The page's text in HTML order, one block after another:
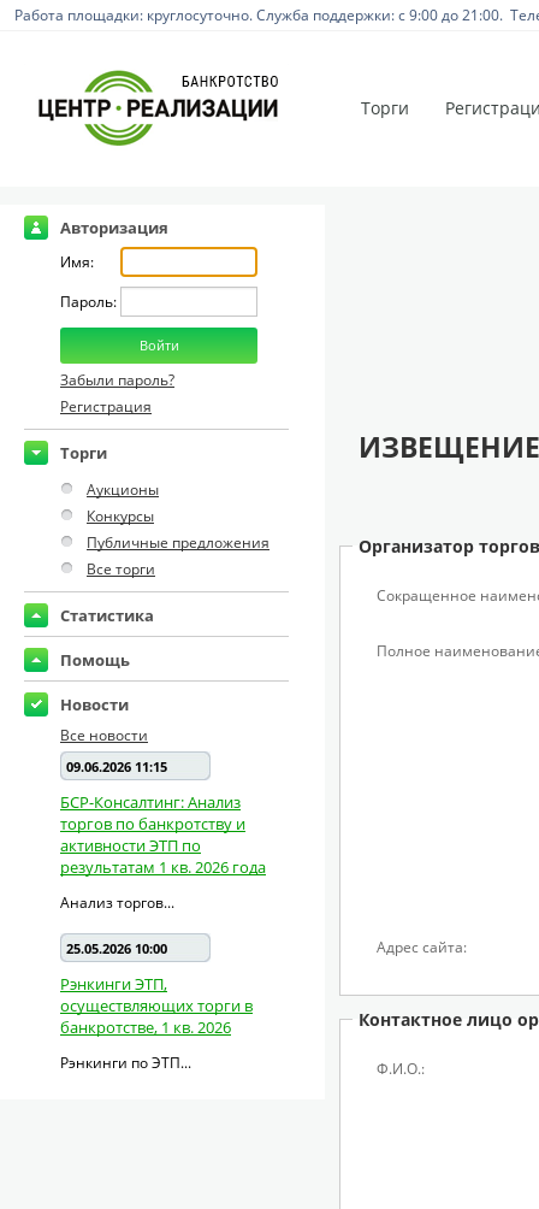
Работа площадки: круглосуточно. Служба поддержки: с 9:00 до 21:00.
Торги
Авторизация
Имя:
Пароль:
Забыли пароль?
Регистрация
Торги
Аукционы
Конкурсы
Публичные предложения
Все торги
Статистика
Помощь
Новости
Все новости
09.06.2026 11:15
БСР-Консалтинг: Анализ
торгов по банкротству и
активности ЭТП по
результатам 1 кв. 2026 года
Анализ торгов...
25.05.2026 10:00
Рэнкинги ЭТП,
осуществляющих торги в
банкротстве, 1 кв. 2026
Рэнкинги по ЭТП...
Организатор торгов
Сокращенное
Полное
Адрес сайта:
Контактное лицо
Ф.И.О.: